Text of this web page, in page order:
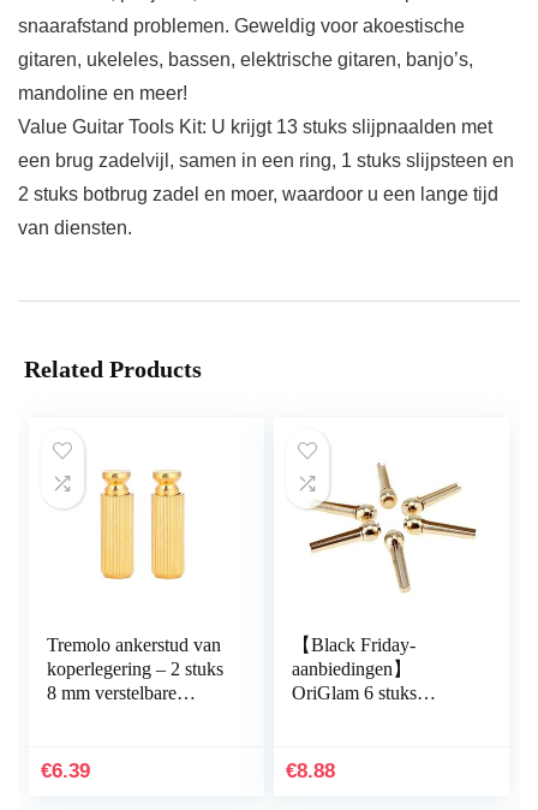
snaarafstand problemen. Geweldig voor akoestische
gitaren, ukeleles, bassen, elektrische gitaren, banjo’s,
mandoline en meer!
Value Guitar Tools Kit: U krijgt 13 stuks slijpnaalden met
een brug zadelvijl, samen in een ring, 1 stuks slijpsteen en
2 stuks botbrug zadel en moer, waardoor u een lange tijd
van diensten.
Related Products
Tremolo ankerstud van
koperlegering – 2 stuks
8 mm verstelbare
ankers voor Floyd
€6.39
【Black Friday-
aanbiedingen】
OriGlam 6 stuks
pinnen,
€8.88